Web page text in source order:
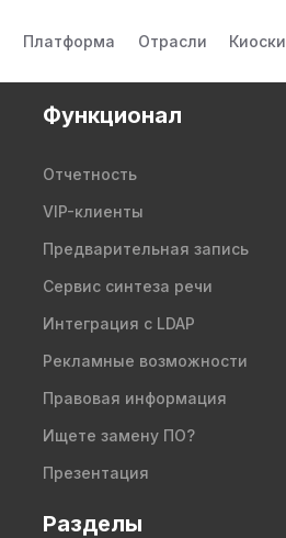
Платформа Отрасли Киоски
Функционал
Отчетность
VIP-клиенты
Предварительная запись
Сервис синтеза речи
Интеграция с LDAP
Рекламные возможности
Правовая информация
Ищете замену ПО?
Презентация
Разделы